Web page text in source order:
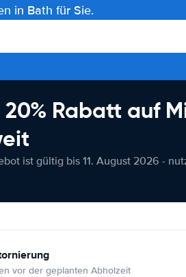
in Bath für Sie.
20% Rabatt auf
ist gültig bis 11. August 2026 -
vor der geplanten Abholzeit